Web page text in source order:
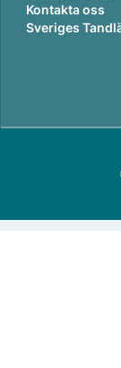
Kontakta oss
Sveriges